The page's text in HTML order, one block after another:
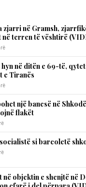
zjarri në Gramsh,
në terren të vështirë
në ditën e 69-të,
e Tiranës
një banesë në
flakët
si barcoletë
në objektin e shenjtë në